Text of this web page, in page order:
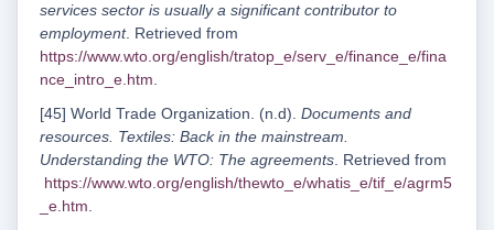
services sector is usually a significant contributor to
employment. Retrieved from
https://www.wto.org/english/tratop_e/serv_e/finance_e/fina
nce_intro_e.htm.
[45] World Trade Organization. (n.d). Documents and
resources. Textiles: Back in the mainstream.
Understanding the WTO: The agreements. Retrieved from
https://www.wto.org/english/thewto_e/whatis_e/tif_e/agrm5
_e.htm.